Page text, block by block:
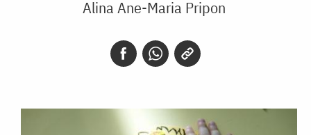
Alina Ane-Maria Pripon